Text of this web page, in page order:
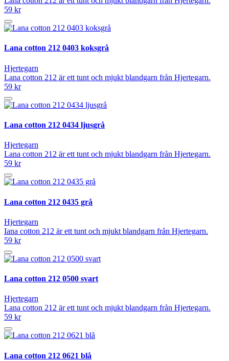
59 kr
Lana cotton 212 0403 koksgrå
Hjertegarn
Lana cotton 212 är ett tunt och mjukt blandgarn från Hjertegarn.
59 kr
Lana cotton 212 0434 ljusgrå
Hjertegarn
Lana cotton 212 är ett tunt och mjukt blandgarn från Hjertegarn.
59 kr
Lana cotton 212 0435 grå
Hjertegarn
Iana cotton 212 är ett tunt och mjukt blandgarn från Hjertegarn.
59 kr
Lana cotton 212 0500 svart
Hjertegarn
Lana cotton 212 är ett tunt och mjukt blandgarn från Hjertegarn.
59 kr
Lana cotton 212 0621 blå